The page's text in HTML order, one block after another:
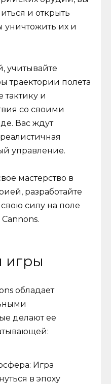
и открыть
уничтожить их и
учитывайте
траектории полета
и
со своими
Вас ждут
управление.
мастерство в
разработайте
силу на поле
игры
обладает
делают ее
Игра
в эпоху